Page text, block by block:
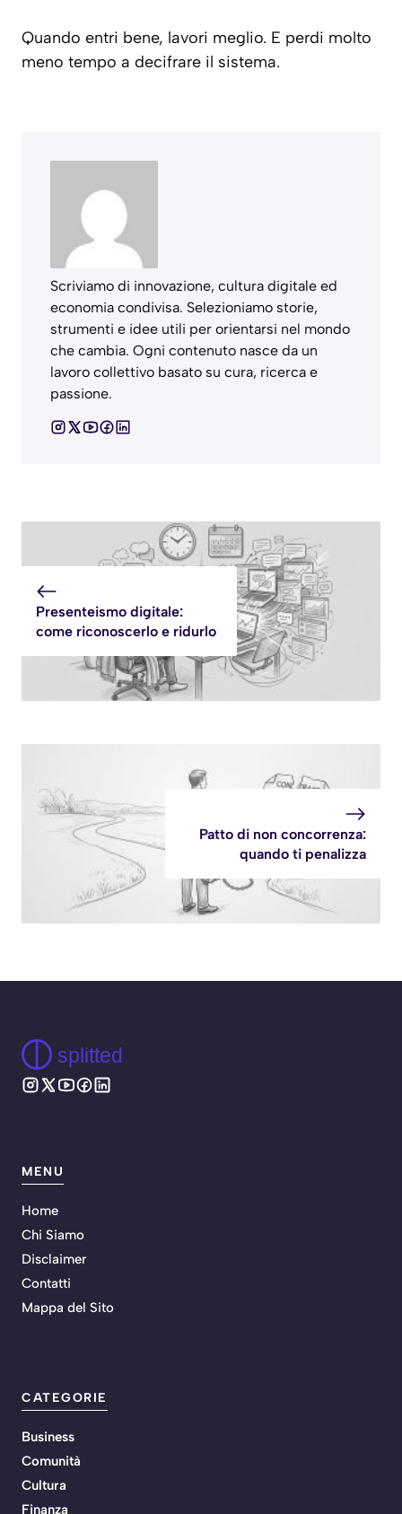
Quando entri bene, lavori meglio. E perdi molto
meno tempo a decifrare il sistema.
Scriviamo di innovazione, cultura digitale ed
economia condivisa. Selezioniamo storie,
strumenti e idee utili per orientarsi nel mondo
che cambia. Ogni contenuto nasce da un
lavoro collettivo basato su cura, ricerca e
passione.
Presenteismo digitale:
come riconoscerlo e ridurlo
Patto di non concorrenza:
quando ti penalizza
splitted
MENU
Home
Chi Siamo
Disclaimer
Contatti
Mappa del Sito
CATEGORIE
Business
Comunità
Cultura
Finanza